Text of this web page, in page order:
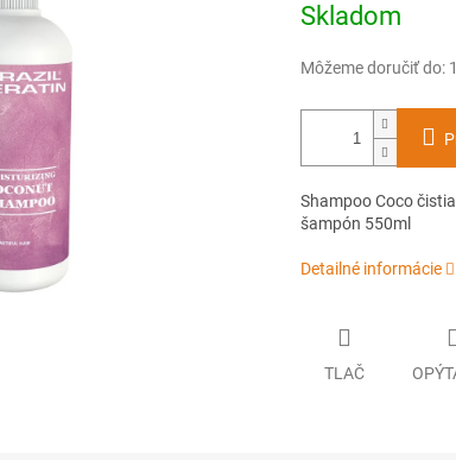
cena:
Skladom
Môžeme doručiť do:
Shampoo Coco
šampón 550ml
Detailné informácie
TLAČ